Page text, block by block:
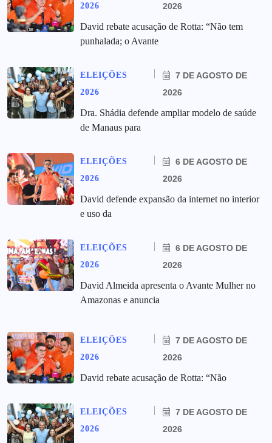
2026
2026
David rebate acusação de Rotta: “Não tem
punhalada; o Avante
ELEIÇÕES
2026
7 DE AGOSTO DE
2026
Dra. Shádia defende ampliar modelo de saúde
de Manaus para
ELEIÇÕES
2026
6 DE AGOSTO DE
2026
David defende expansão da internet no interior
e uso da
ELEIÇÕES
2026
6 DE AGOSTO DE
2026
David Almeida apresenta o Avante Mulher no
Amazonas e anuncia
ELEIÇÕES
2026
7 DE AGOSTO DE
2026
David rebate acusação de Rotta: “Não
ELEIÇÕES
2026
7 DE AGOSTO DE
2026